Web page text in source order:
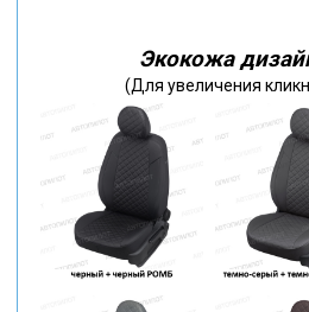
Экокожа
(Для увеличения